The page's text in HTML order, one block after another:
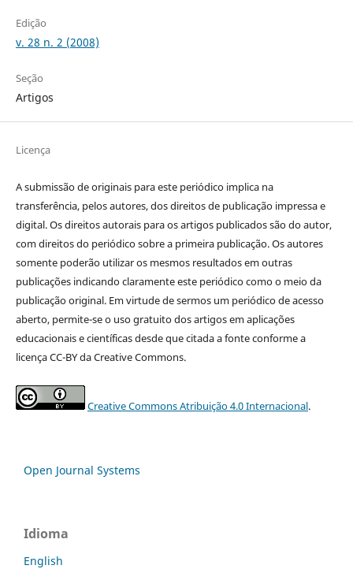
Edição
v. 28 n. 2 (2008)
Seção
Artigos
Licença
A submissão de originais para este periódico implica na
transferência, pelos autores, dos direitos de publicação impressa e
digital. Os direitos autorais para os artigos publicados são do autor,
com direitos do periódico sobre a primeira publicação. Os autores
somente poderão utilizar os mesmos resultados em outras
publicações indicando claramente este periódico como o meio da
publicação original. Em virtude de sermos um periódico de acesso
aberto, permite-se o uso gratuito dos artigos em aplicações
educacionais e científicas desde que citada a fonte conforme a
licença CC-BY da Creative Commons.
Creative Commons Atribuição 4.0 Internacional.
Open Journal Systems
Idioma
English